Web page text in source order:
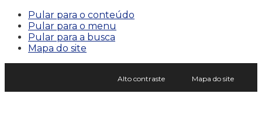
Pular para o conteúdo
Pular para o menu
Pular para a busca
Mapa do site
Alto contraste Mapa do site